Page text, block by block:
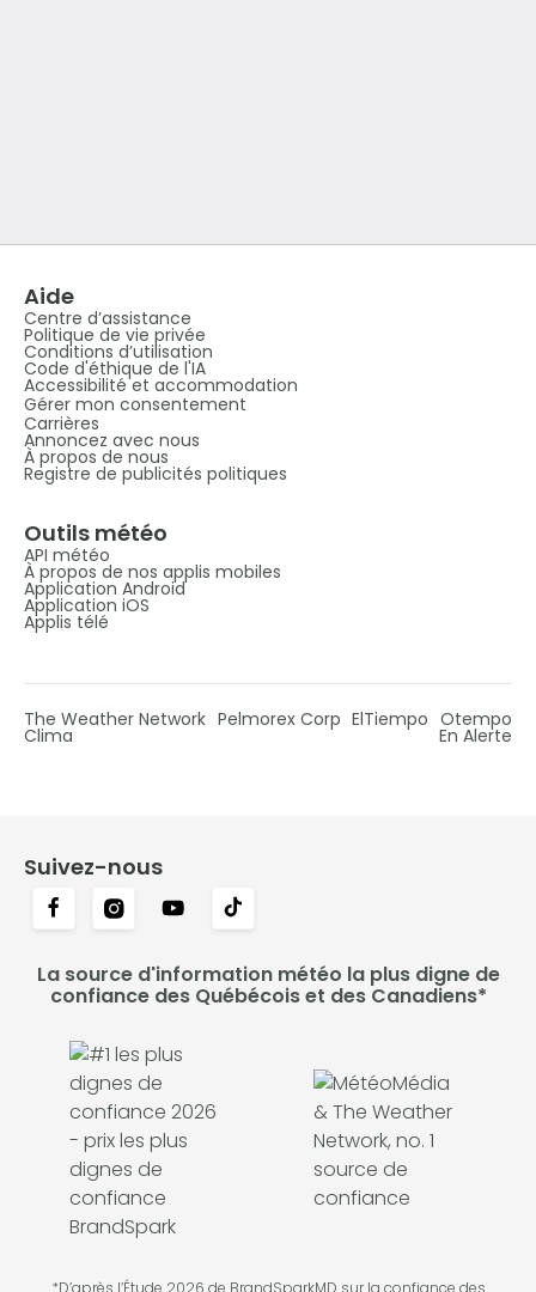
Aide
Centre d’assistance
Politique de vie privée
Conditions d’utilisation
Code d'éthique de l'IA
Accessibilité et accommodation
Gérer mon consentement
Carrières
Annoncez avec nous
À propos de nous
Registre de publicités politiques
Outils météo
API météo
À propos de nos applis mobiles
Application Android
Application iOS
Applis télé
The Weather Network Pelmorex Corp ElTiempo Otempo
Clima En Alerte
Suivez-nous
La source d'information météo la plus digne de
confiance des Québécois et des Canadiens*
*D’après l’Étude 2026 de BrandSparkMD sur la confiance des